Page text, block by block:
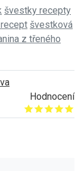
švestky recepty
švestková
z třeného
Hodnocení
it 1/5
Give it 2/5
Give it 3/5
Give it 4/5
Give it 5/5